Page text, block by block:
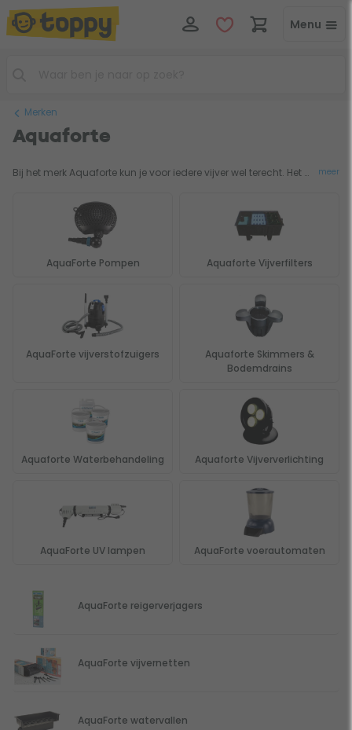
Menu
Merken
Aquaforte
Bij het merk Aquaforte kun je voor iedere vijver wel terecht. Het Nederlandse Aquaforte heeft alles in het assortiment voor aanleg en onderhoud van de vijver. De hoogwaardige producten komen van pas voor een kleine hobbyvijver, maar ook voor de professionele koivijver en alles wat daar tussenin zit. Betrouwbaarheid en innovativiteit staan bij Aquaforte hoog in het vaandel, dat zie je dan ook terug in de vijverpompen, vijverfilters, vijverskimmers, luchtpompen en UV-C filters in het Aquaforte assortiment. meer
AquaForte Pompen Aquaforte Vijverfilters
AquaForte vijverstofzuigers
Aquaforte Skimmers &
Bodemdrains
Aquaforte Waterbehandeling Aquaforte Vijververlichting
AquaForte UV lampen AquaForte voerautomaten
AquaForte reigerverjagers
AquaForte vijvernetten
AquaForte watervallen